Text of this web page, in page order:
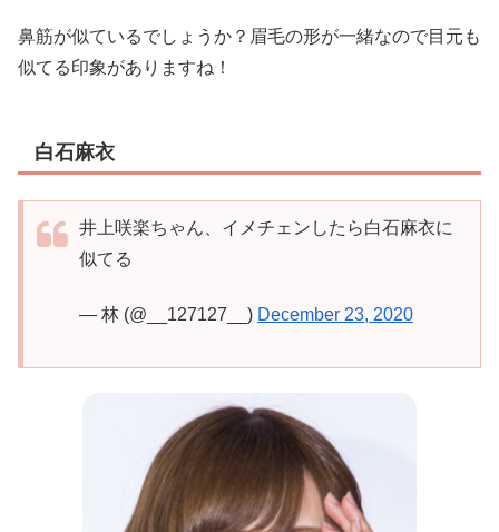
鼻筋が似ているでしょうか？眉毛の形が一緒なので目元も
似てる印象がありますね！
白石麻衣
井上咲楽ちゃん、イメチェンしたら白石麻衣に
似てる
— 林 (@__127127__) December 23, 2020